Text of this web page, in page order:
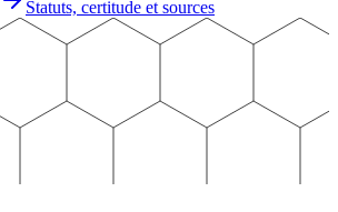
Statuts, certitude et sources